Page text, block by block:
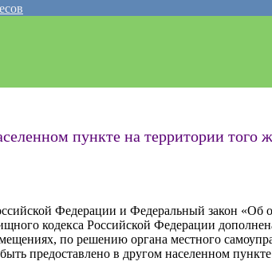
пункте на территории того
Федерации и Федеральный закон «Об
кодекса Российской Федерации
по решению органа местного
предоставлено в другом населенном